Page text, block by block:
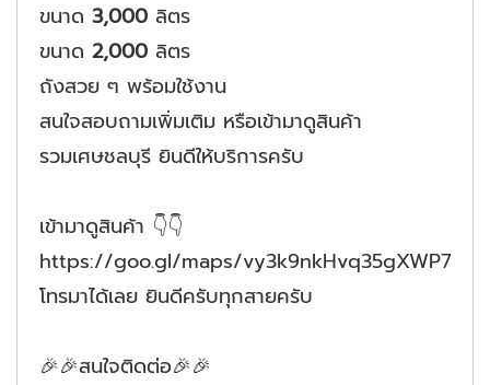
ขนาด 3,000 ลิตร
ขนาด 2,000 ลิตร
ถังสวย ๆ พร้อมใช้งาน
สนใจสอบถามเพิ่มเติม หรือเข้ามาดูสินค้า
รวมเศษชลบุรี ยินดีให้บริการครับ
เข้ามาดูสินค้า 👇👇
https://goo.gl/maps/vy3k9nkHvq35gXWP7
โทรมาได้เลย ยินดีครับทุกสายครับ
🎉🎉สนใจติดต่อ🎉🎉